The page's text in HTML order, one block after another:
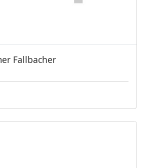
Fallbacher